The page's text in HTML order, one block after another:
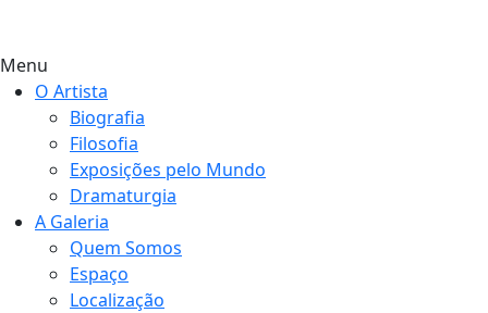
Menu
O Artista
Biografia
Filosofia
Exposições pelo Mundo
Dramaturgia
A Galeria
Quem Somos
Espaço
Localização